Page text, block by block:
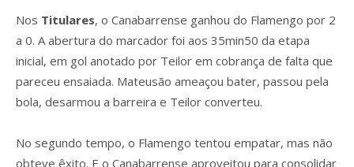
Nos Titulares, o Canabarrense ganhou do Flamengo por 2
a 0. A abertura do marcador foi aos 35min50 da etapa
inicial, em gol anotado por Teilor em cobrança de falta que
pareceu ensaiada. Mateusão ameaçou bater, passou pela
bola, desarmou a barreira e Teilor converteu.
No segundo tempo, o Flamengo tentou empatar, mas não
obteve êxito. E o Canabarrense aproveitou para consolidar